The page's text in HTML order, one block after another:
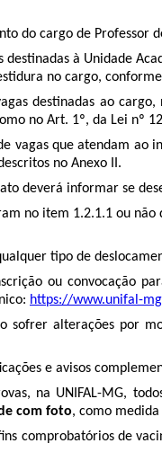
do cargo de Professor
à Unidade
no cargo,
destinadas ao
no Art. 1º, da Lei nº
vagas que atendam ao
no Anexo II.
deverá informar se
no item 1.2.1.1 ou
tipo de
ou convocação
https://www.unifal-
sofrer alterações por
e avisos
na UNIFAL-MG,
com foto​, como
comprobatórios de